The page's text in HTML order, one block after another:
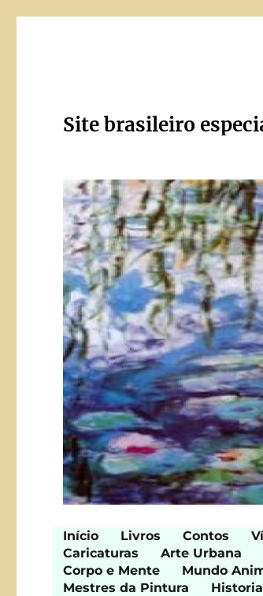
Site brasileiro
Início Livros Contos
Caricaturas
Arte Urbana
Corpo e Mente
Mundo
Mestres da Pintura